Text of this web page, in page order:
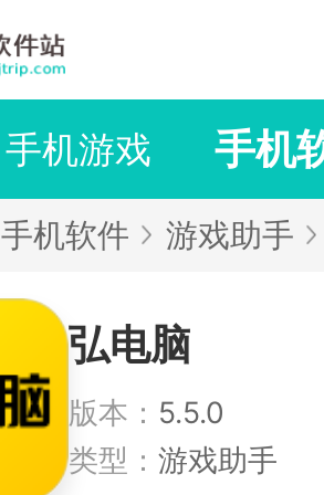
手机游戏 手机
手机软件 游戏助手
弘电脑
版本： 5.5.0
类型： 游戏助手